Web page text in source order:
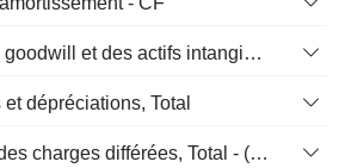
Dépréciation du goodwill et des actifs intangibles
dépréciations, Total
Amortissement des charges différées, Total - (CF)